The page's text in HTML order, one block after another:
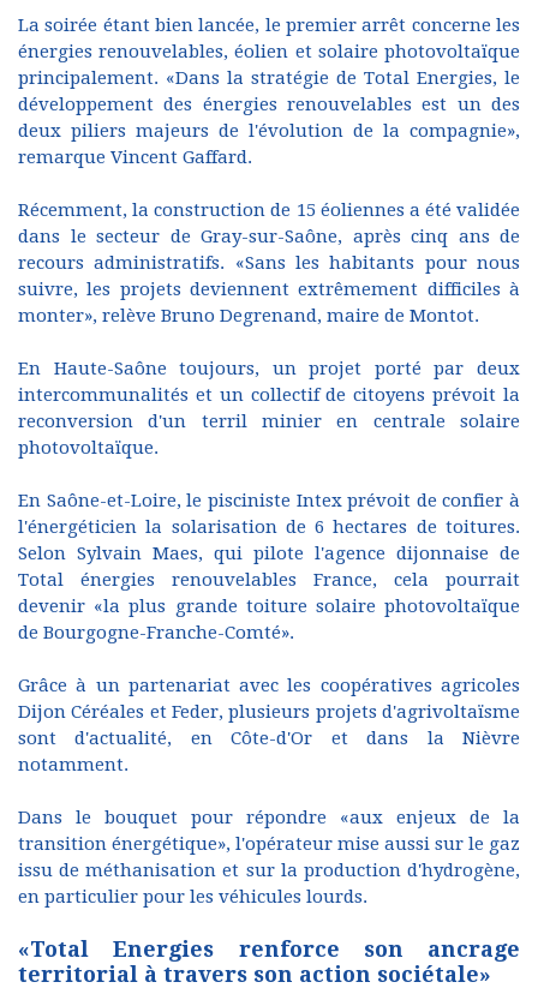
La soirée étant bien lancée, le premier arrêt concerne les
énergies renouvelables, éolien et solaire photovoltaïque
principalement. «Dans la stratégie de Total Energies, le
développement des énergies renouvelables est un des
deux piliers majeurs de l'évolution de la compagnie»,
remarque Vincent Gaffard.
Récemment, la construction de 15 éoliennes a été validée
dans le secteur de Gray-sur-Saône, après cinq ans de
recours administratifs. «Sans les habitants pour nous
suivre, les projets deviennent extrêmement difficiles à
monter», relève Bruno Degrenand, maire de Montot.
En Haute-Saône toujours, un projet porté par deux
intercommunalités et un collectif de citoyens prévoit la
reconversion d'un terril minier en centrale solaire
photovoltaïque.
En Saône-et-Loire, le pisciniste Intex prévoit de confier à
l'énergéticien la solarisation de 6 hectares de toitures.
Selon Sylvain Maes, qui pilote l'agence dijonnaise de
Total énergies renouvelables France, cela pourrait
devenir «la plus grande toiture solaire photovoltaïque
de Bourgogne-Franche-Comté».
Grâce à un partenariat avec les coopératives agricoles
Dijon Céréales et Feder, plusieurs projets d'agrivoltaïsme
sont d'actualité, en Côte-d'Or et dans la Nièvre
notamment.
Dans le bouquet pour répondre «aux enjeux de la
transition énergétique», l'opérateur mise aussi sur le gaz
issu de méthanisation et sur la production d'hydrogène,
en particulier pour les véhicules lourds.
«Total Energies renforce son ancrage
territorial à travers son action sociétale»